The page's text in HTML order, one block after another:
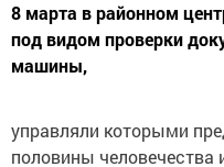
8 марта в районном
под видом проверки
машины,
управляли которыми
половины